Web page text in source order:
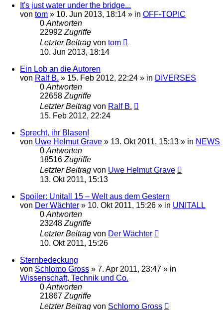
It's just water under the bridge...
von tom » 10. Jun 2013, 18:14 » in OFF-TOPIC
0 Antworten
22992 Zugriffe
Letzter Beitrag von tom
10. Jun 2013, 18:14
Ein Lob an die Autoren
von Ralf B. » 15. Feb 2012, 22:24 » in DIVERSES
0 Antworten
22658 Zugriffe
Letzter Beitrag von Ralf B.
15. Feb 2012, 22:24
Sprecht, ihr Blasen!
von Uwe Helmut Grave » 13. Okt 2011, 15:13 » in NEWS
0 Antworten
18516 Zugriffe
Letzter Beitrag von Uwe Helmut Grave
13. Okt 2011, 15:13
Spoiler: Unitall 15 – Welt aus dem Gestern
von Der Wächter » 10. Okt 2011, 15:26 » in UNITALL
0 Antworten
23248 Zugriffe
Letzter Beitrag von Der Wächter
10. Okt 2011, 15:26
Sternbedeckung
von Schlomo Gross » 7. Apr 2011, 23:47 » in
Wissenschaft, Technik und Co.
0 Antworten
21867 Zugriffe
Letzter Beitrag von Schlomo Gross